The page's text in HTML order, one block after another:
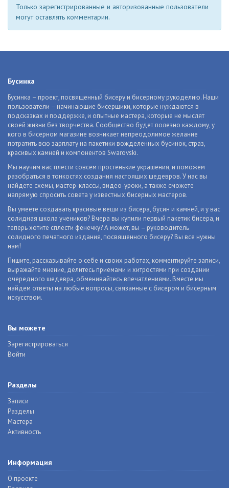
Только зарегистрированные и авторизованные пользователи
могут оставлять комментарии.
Бусинка
Бусинка – проект, посвященный бисеру и бисерному рукоделию. Наши
пользователи – начинающие бисерщики, которые нуждаются в
подсказках и поддержке, и опытные мастера, которые не мыслят
своей жизни без творчества. Сообщество будет полезно каждому, у
кого в бисерном магазине возникает непреодолимое желание
потратить всю зарплату на пакетики вожделенных бусинок, страз,
красивых камней и компонентов Swarovski.
Мы научим вас плести совсем простенькие украшения, и поможем
разобраться в тонкостях создания настоящих шедевров. У нас вы
найдете схемы, мастер-классы, видео-уроки, а также сможете
напрямую спросить совета у известных бисерных мастеров.
Вы умеете создавать красивые вещи из бисера, бусин и камней, и у вас
солидная школа учеников? Вчера вы купили первый пакетик бисера, и
теперь хотите сплести фенечку? А может, вы – руководитель
солидного печатного издания, посвященного бисеру? Вы все нужны
нам!
Пишите, рассказывайте о себе и своих работах, комментируйте записи,
выражайте мнение, делитесь приемами и хитростями при создании
очередного шедевра, обменивайтесь впечатлениями. Вместе мы
найдем ответы на любые вопросы, связанные с бисером и бисерным
искусством.
Вы можете
Зарегистрироваться
Войти
Разделы
Записи
Разделы
Мастера
Активность
Информация
О проекте